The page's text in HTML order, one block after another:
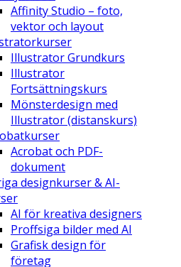
Affinity Studio – foto,
vektor och layout
Illustrator Grundkurs
Illustrator
Fortsättningskurs
Mönsterdesign med
Illustrator (distanskurs)
Acrobat och PDF-
dokument
designkurser & AI-
AI för kreativa designers
Proffsiga bilder med AI
Grafisk design för
företag